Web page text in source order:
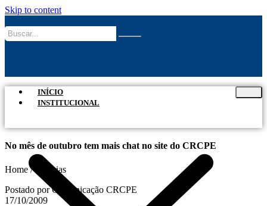
Skip to content
INÍCIO
INSTITUCIONAL
No mês de outubro tem mais chat no site do CRCPE
Home / Notícias
Postado por Comunicação CRCPE
17/10/2009